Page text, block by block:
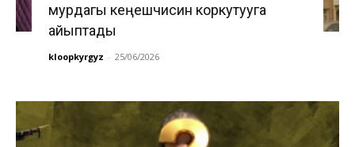
мурдагы кеңешчисин коркутууга
айыптады
kloopkyrgyz - 25/06/2026